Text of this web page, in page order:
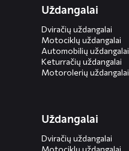
Uždangalai
Dviračių uždangalai
Motociklų uždangalai
Automobilių uždangalai
Keturračių uždangalai
Motorolerių uždangalai
Uždangalai
Dviračių uždangalai
Motociklų uždangalai